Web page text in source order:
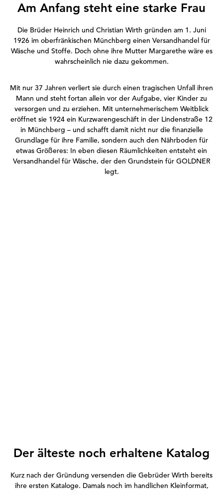
Am Anfang steht eine starke Frau
Die Brüder Heinrich und Christian Wirth gründen am 1. Juni
1926 im oberfränkischen Münchberg einen Versandhandel für
Wäsche und Stoffe. Doch ohne ihre Mutter Margarethe wäre es
wahrscheinlich nie dazu gekommen.
Mit nur 37 Jahren verliert sie durch einen tragischen Unfall ihren
Mann und steht fortan allein vor der Aufgabe, vier Kinder zu
versorgen und zu erziehen. Mit unternehmerischem Weitblick
eröffnet sie 1924 ein Kurzwarengeschäft in der Lindenstraße 12
in Münchberg – und schafft damit nicht nur die finanzielle
Grundlage für ihre Familie, sondern auch den Nährboden für
etwas Größeres: In eben diesen Räumlichkeiten entsteht ein
Versandhandel für Wäsche, der den Grundstein für GOLDNER
legt.
Der älteste noch erhaltene Katalog
Kurz nach der Gründung versenden die Gebrüder Wirth bereits
ihre ersten Kataloge. Damals noch im handlichen Kleinformat,